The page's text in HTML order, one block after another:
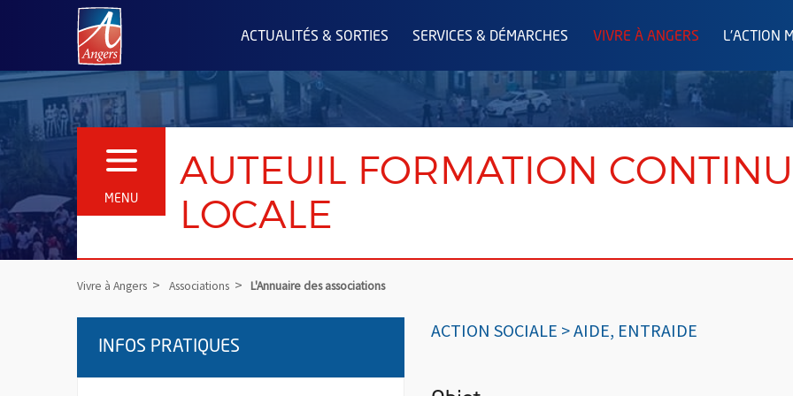
Angers.fr : Retour à l'accueil
ACTUALITÉS & SORTIES SERVICES & DÉMARCHES VIVRE À ANGERS L'ACTION
MENU
OUVRIR LE MENU
AUTEUIL FORMATION
LOCALE
Vivre à Angers Associations L'Annuaire des associations
ACTION SOCIALE > AIDE, ENTRAIDE
INFOS PRATIQUES